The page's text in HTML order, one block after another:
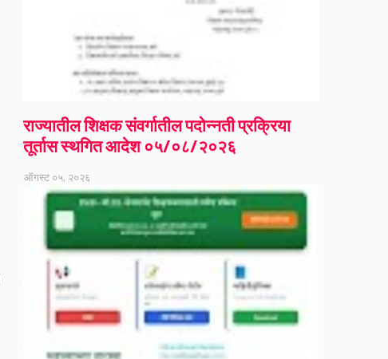
राज्यातील शिक्षक संवर्गातील पदोन्नती प्रक्रिया
तूर्तास स्थगित आदेश ०५/०८/२०२६
ऑगस्ट ०५, २०२६